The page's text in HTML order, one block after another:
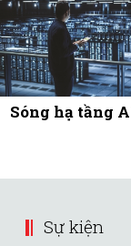
Sóng hạ tầng
Sự kiện